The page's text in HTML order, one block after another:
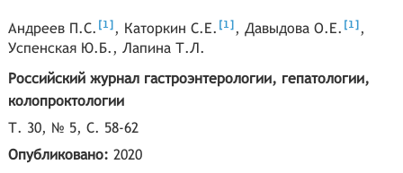
Андреев П.С. [1] , Каторкин С.Е. [1] , Давыдова О.Е. [1] ,
Успенская Ю.Б. , Лапина Т.Л.
Российский журнал гастроэнтерологии, гепатологии,
колопроктологии
Т. 30, № 5, С. 58-62
Опубликовано: 2020